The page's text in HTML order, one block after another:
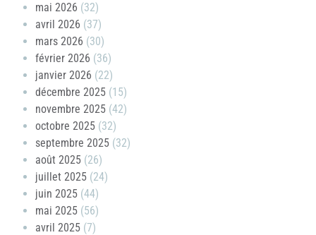
mai 2026 (32)
avril 2026 (37)
mars 2026 (30)
février 2026 (36)
janvier 2026 (22)
décembre 2025 (15)
novembre 2025 (42)
octobre 2025 (32)
septembre 2025 (32)
août 2025 (26)
juillet 2025 (24)
juin 2025 (44)
mai 2025 (56)
avril 2025 (7)